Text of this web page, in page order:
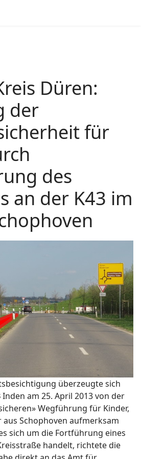
Düren:
der
für
des
an der K43 im
überzeugte sich
am 25. April 2013 von der
Wegführung für Kinder,
Schophoven aufmerksam
sich um die Fortführung eines
handelt, richtete die